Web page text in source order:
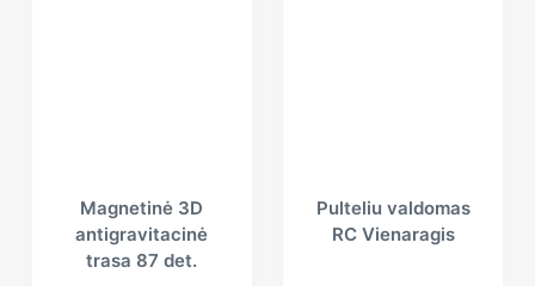
Magnetinė 3D
antigravitacinė
trasa 87 det.
Pulteliu valdomas
RC Vienaragis